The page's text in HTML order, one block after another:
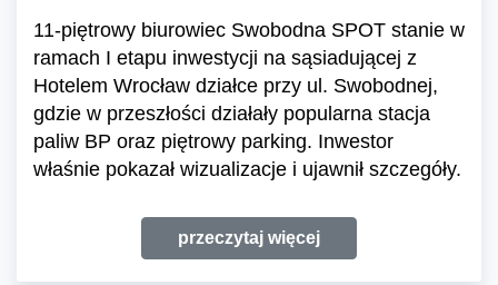
11-piętrowy biurowiec Swobodna SPOT stanie w
ramach I etapu inwestycji na sąsiadującej z
Hotelem Wrocław działce przy ul. Swobodnej,
gdzie w przeszłości działały popularna stacja
paliw BP oraz piętrowy parking. Inwestor
właśnie pokazał wizualizacje i ujawnił szczegóły.
przeczytaj więcej